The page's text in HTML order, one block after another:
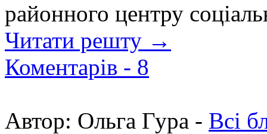
районного центру
Читати решту →
Коментарів - 8
Автор: Ольга Гура - Всі